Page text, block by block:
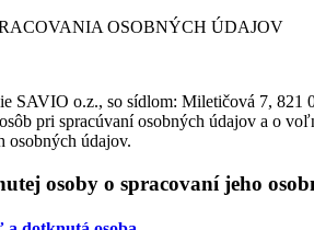
OSOBNÝCH ÚDAJOV
SAVIO o.z., so sídlom: Miletičová 7, 821
pri spracúvaní osobných údajov a o
osobných údajov.
osoby o spracovaní jeho